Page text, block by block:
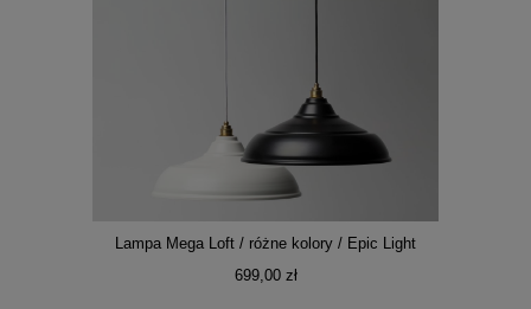
Lampa Mega Loft / różne kolory / Epic Light
699,00 zł